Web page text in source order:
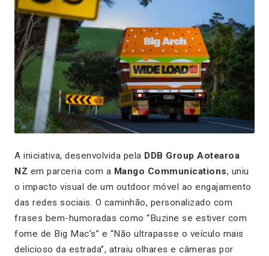
A iniciativa, desenvolvida pela DDB Group Aotearoa
NZ em parceria com a Mango Communications, uniu
o impacto visual de um outdoor móvel ao engajamento
das redes sociais. O caminhão, personalizado com
frases bem-humoradas como “Buzine se estiver com
fome de Big Mac’s” e “Não ultrapasse o veículo mais
delicioso da estrada”, atraiu olhares e câmeras por